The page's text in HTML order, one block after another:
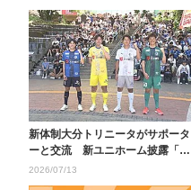
新体制大分トリニータがサポータ
ーと交流 新ユニホーム披露「上
は見すぎずに一歩一歩...
2026/07/13